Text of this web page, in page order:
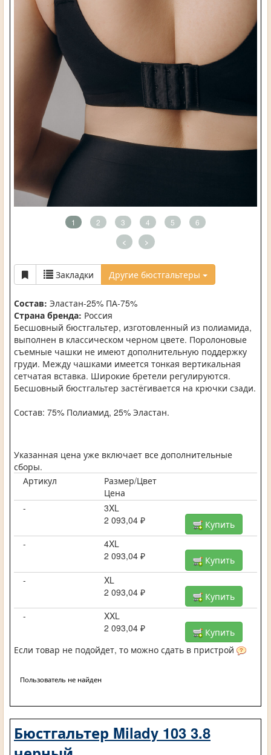
1 2 3 4 5 6
< >
Закладки Другие бюстгальтеры
Состав: Эластан-25% ПА-75%
Страна бренда: Россия
Бесшовный бюстгальтер, изготовленный из полиамида,
выполнен в классическом черном цвете. Поролоновые
съемные чашки не имеют дополнительную поддержку
груди. Между чашками имеется тонкая вертикальная
сетчатая вставка. Широкие бретели регулируются.
Бесшовный бюстгальтер застёгивается на крючки сзади.
Состав: 75% Полиамид, 25% Эластан.
Указанная цена уже включает все дополнительные
сборы.
Артикул
Размер/Цвет
Цена
-
3XL
2 093,04 ₽
Купить
-
4XL
2 093,04 ₽
Купить
-
XL
2 093,04 ₽
Купить
-
XXL
2 093,04 ₽
Купить
Если товар не подойдет, то можно сдать в пристрой
Пользователь не найден
Бюстгальтер Milady 103 3.8